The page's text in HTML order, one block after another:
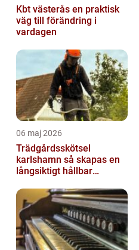
Kbt västerås en praktisk
väg till förändring i
vardagen
06 maj 2026
Trädgårdsskötsel
karlshamn så skapas en
långsiktigt hållbar